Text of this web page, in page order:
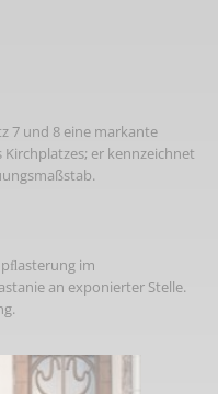
7 und 8 eine markante
er kennzeichnet
im
an exponierter Stelle.